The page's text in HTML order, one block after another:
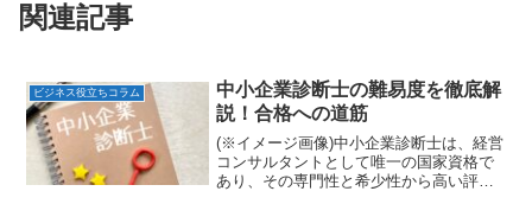
関連記事
ビジネス役立ちコラム
中小企業診断士の難易度を徹底解
説！合格への道筋
(※イメージ画像)中小企業診断士は、経営
コンサルタントとして唯一の国家資格で
あり、その専門性と希少性から高い評価